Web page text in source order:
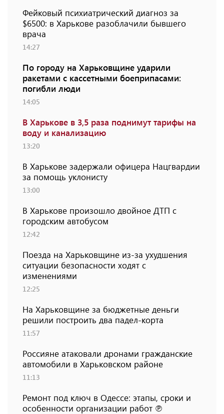
Фейковый психиатрический диагноз за
$6500: в Харькове разоблачили бывшего
врача
14:27
По городу на Харьковщине ударили
ракетами с кассетными боеприпасами:
погибли люди
14:05
В Харькове в 3,5 раза поднимут тарифы на
воду и канализацию
13:20
В Харькове задержали офицера Нацгвардии
за помощь уклонисту
13:00
В Харькове произошло двойное ДТП с
городским автобусом
12:42
Поезда на Харьковщине из-за ухудшения
ситуации безопасности ходят с
изменениями
12:25
На Харьковщине за бюджетные деньги
решили построить два падел-корта
11:57
Россияне атаковали дронами гражданские
автомобили в Харьковском районе
11:13
Ремонт под ключ в Одессе: этапы, сроки и
особенности организации работ ℗